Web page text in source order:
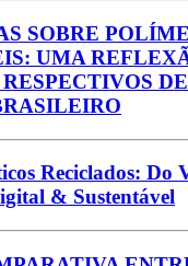
SOBRE
UMA
Reciclados: Do
& Sustentável